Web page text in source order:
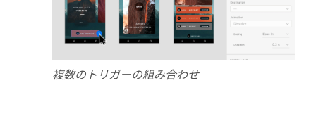
複数のトリガーの組み合わせ